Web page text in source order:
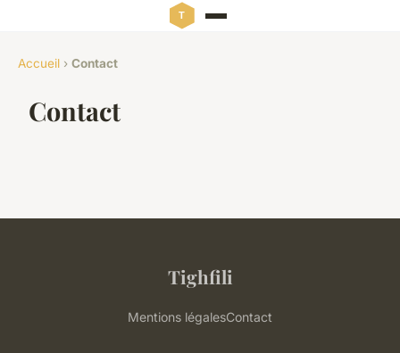
Accueil › Contact
Contact
Tighfili
Mentions légalesContact